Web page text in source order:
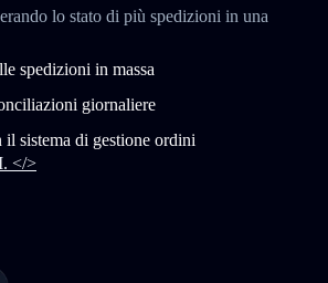
lo stato di più spedizioni in una
spedizioni in massa
giornaliere
il sistema di gestione ordini
</>